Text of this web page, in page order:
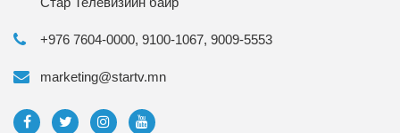
+976 7604-0000, 9100-1067, 9009-5553
marketing@startv.mn